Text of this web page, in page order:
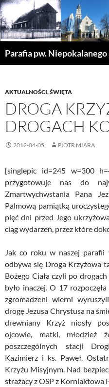
Parafia pw.
AKTUALNOŚCI,ŚWIĘTA
DROGA
DROGACH
2012-04-05 PIOTR MIARA
[singlepic id=245 w=300
przygotowuje nas do
Zmartwychwstania Pana
Palmową pamiątką
pięć dni przed Jego
ciąg wydarzeń, przez które
Jak co roku w naszej
odbywa się Droga Krzyżowa
Bożego Ciała czyli po
było inaczej. O 17
zgromadzeni wierni
drogę Jezusa Chrystusa na
drewniany Krzyż niosły
ojcowie, matki, młodzież
poszczególnych stacji
Kazimierz i ks. Paweł.
Krzyżu Misyjnym. Nad
strażacy z OSP z Korniaktowa